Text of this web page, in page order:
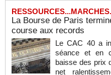
La Bourse de Paris
course aux records
Le CAC 40 a
séance et en
baisse des prix
net